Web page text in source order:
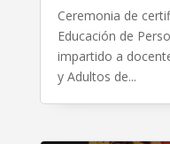
Ceremonia de
Educación de
impartido a
y Adultos de...